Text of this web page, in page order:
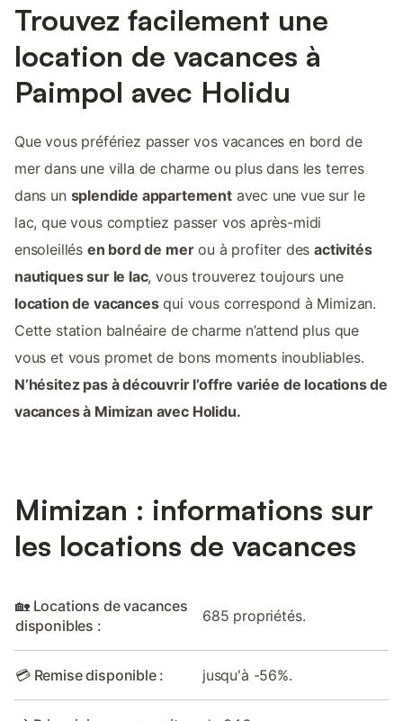
Trouvez facilement une
location de vacances à
Paimpol avec Holidu
Que vous préfériez passer vos vacances en bord de
mer dans une villa de charme ou plus dans les terres
dans un splendide appartementavec une vue sur le
lac, que vous comptiez passer vos après-midi
ensoleillés en bord de merou à profiter desactivités
nautiques sur le lac, vous trouverez toujours une
location de vacancesqui vous correspond à Mimizan.
Cette station balnéaire de charme n’attend plus que
vous et vous promet de bons moments inoubliables.
N’hésitez pas à découvrir l’offre variée de locations de
vacances à Mimizan avec Holidu.
Mimizan : informations sur
les locations de vacances
🏡 Locations de vacances
disponibles :
685 propriétés.
💳 Remise disponible : jusqu'à -56%.